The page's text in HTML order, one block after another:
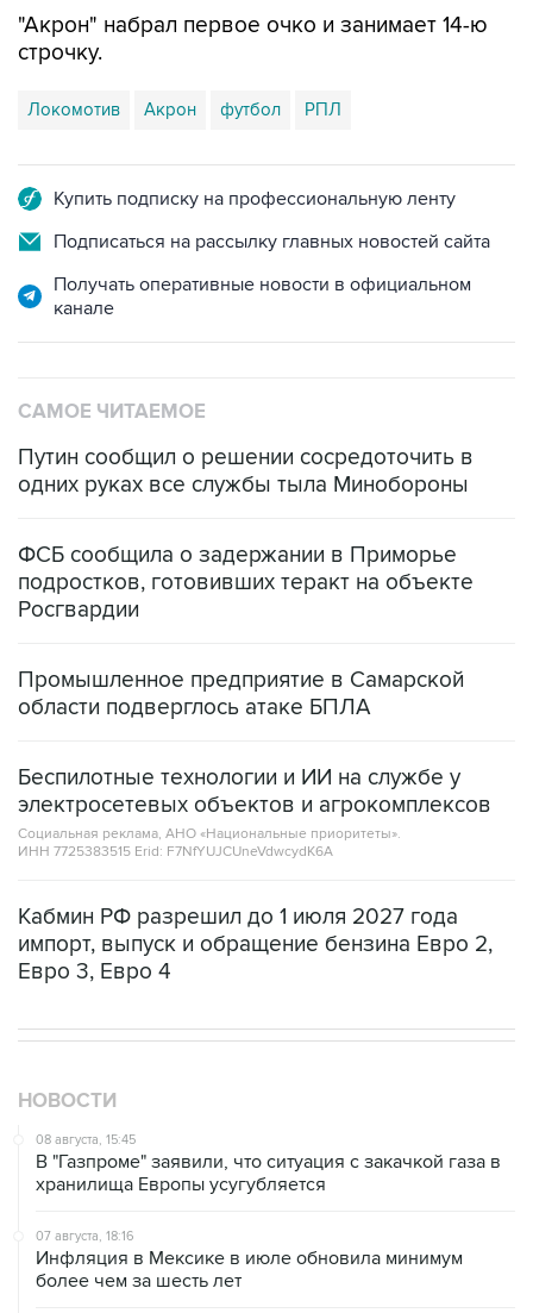
"Акрон" набрал первое очко и занимает 14-ю
строчку.
Локомотив Акрон футбол РПЛ
Купить подписку на профессиональную ленту
Подписаться на рассылку главных новостей сайта
Получать оперативные новости в официальном
канале
САМОЕ ЧИТАЕМОЕ
Путин сообщил о решении сосредоточить в
одних руках все службы тыла Минобороны
ФСБ сообщила о задержании в Приморье
подростков, готовивших теракт на объекте
Росгвардии
Промышленное предприятие в Самарской
области подверглось атаке БПЛА
Беспилотные технологии и ИИ на службе у
электросетевых объектов и агрокомплексов
Социальная реклама, АНО «Национальные приоритеты».
ИНН 7725383515 Erid: F7NfYUJCUneVdwcydK6A
Кабмин РФ разрешил до 1 июля 2027 года
импорт, выпуск и обращение бензина Евро 2,
Евро 3, Евро 4
НОВОСТИ
08 августа, 15:45
В "Газпроме" заявили, что ситуация с закачкой газа в
хранилища Европы усугубляется
07 августа, 18:16
Инфляция в Мексике в июле обновила минимум
более чем за шесть лет